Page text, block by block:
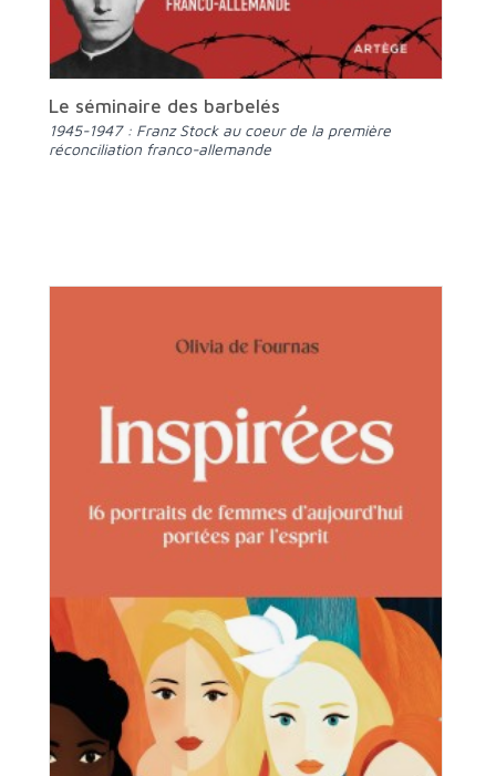
Le séminaire des barbelés
1945-1947 : Franz Stock au coeur de la première
réconciliation franco-allemande